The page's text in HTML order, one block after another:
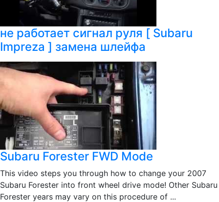
не работает сигнал руля [ Subaru
Impreza ] замена шлейфа
Subaru Forester FWD Mode
This video steps you through how to change your 2007
Subaru Forester into front wheel drive mode! Other Subaru
Forester years may vary on this procedure of ...